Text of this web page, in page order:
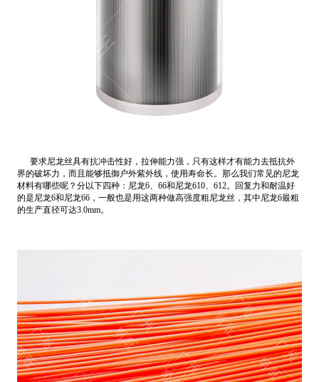
要求尼龙丝具有抗冲击性好，拉伸能力强，只有这样才有能力去抵抗外
界的破坏力，而且能够抵御户外紫外线，使用寿命长。那么我们常见的尼龙
材料有哪些呢？分以下四种：尼龙6、66和尼龙610、612。回复力和耐温好
的是尼龙6和尼龙66，一般也是用这两种做高强度粗尼龙丝，其中尼龙6最粗
的生产直径可达3.0mm。